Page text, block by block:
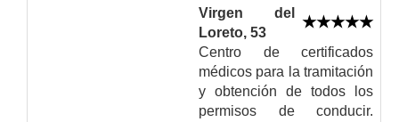
Virgen del
Loreto, 53
Centro de certificados
médicos para la tramitación
y obtención de todos los
permisos de conducir.